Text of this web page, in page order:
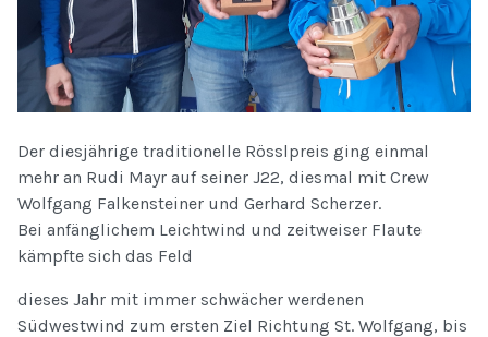
Der diesjährige traditionelle Rösslpreis ging einmal
mehr an Rudi Mayr auf seiner J22, diesmal mit Crew
Wolfgang Falkensteiner und Gerhard Scherzer.
Bei anfänglichem Leichtwind und zeitweiser Flaute
kämpfte sich das Feld
dieses Jahr mit immer schwächer werdenen
Südwestwind zum ersten Ziel Richtung St. Wolfgang, bis